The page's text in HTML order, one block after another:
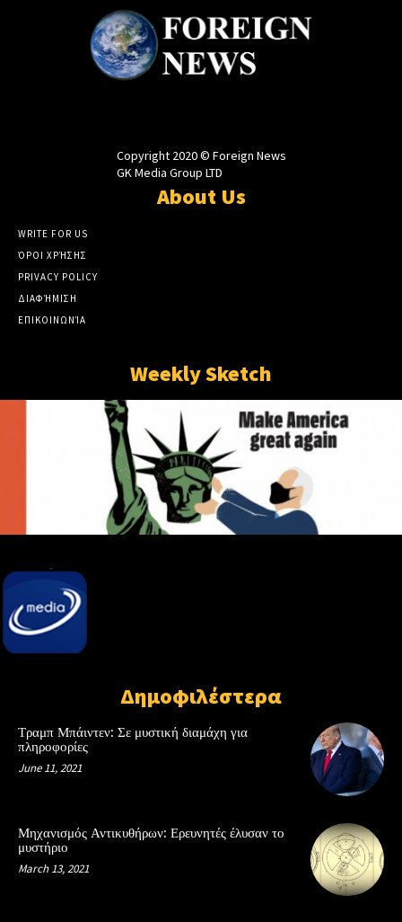
Copyright 2020 © Foreign News
GK Media Group LTD
About Us
WRITE FOR US
ΌΡΟΙ ΧΡΉΣΗΣ
PRIVACY POLICY
ΔΙΑΦΉΜΙΣΗ
ΕΠΙΚΟΙΝΩΝΊΑ
Weekly Sketch
Δημοφιλέστερα
Τραμπ Μπάιντεν: Σε μυστική διαμάχη για
πληροφορίες
June 11, 2021
Μηχανισμός Αντικυθήρων: Ερευνητές έλυσαν το
μυστήριο
March 13, 2021